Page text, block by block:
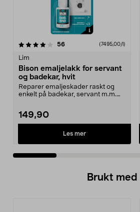
56anmeldelser(7495,00/l)
Lim
Bison emaljelakk for servant
og badekar, hvit
Reparer emaljeskader raskt og
enkelt på badekar, servant m.m.
149,90
Les mer
4.5 av 5 stjerner
Brukt med